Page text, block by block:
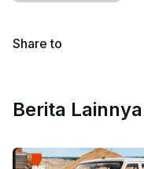
Share to
Berita Lainnya